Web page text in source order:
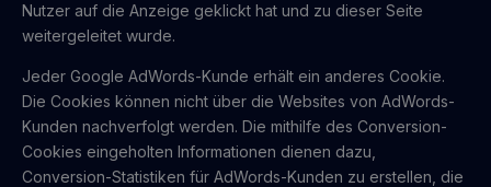
Nutzer auf die Anzeige geklickt hat und zu dieser Seite
weitergeleitet wurde.
Jeder Google AdWords-Kunde erhält ein anderes Cookie.
Die Cookies können nicht über die Websites von AdWords-
Kunden nachverfolgt werden. Die mithilfe des Conversion-
Cookies eingeholten Informationen dienen dazu,
Conversion-Statistiken für AdWords-Kunden zu erstellen, die